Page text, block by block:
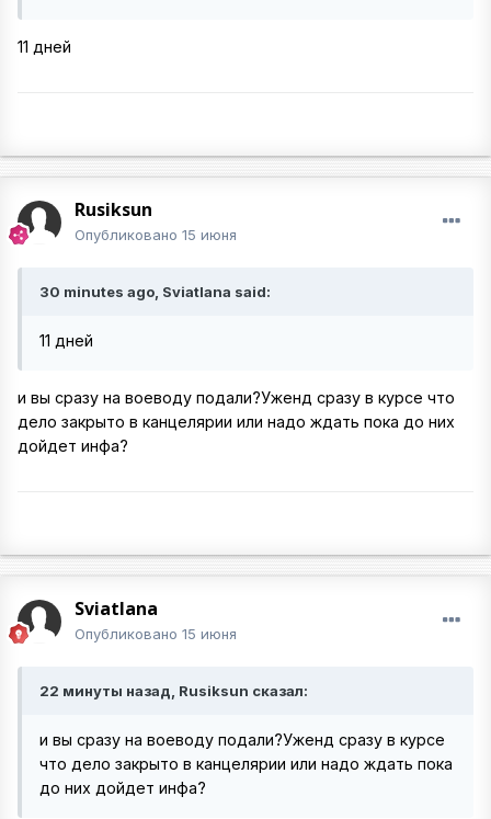
11 дней
Rusiksun
Опубликовано 15 июня
30 minutes ago, Sviatlana said:
11 дней
и вы сразу на воеводу подали?Уженд сразу в курсе что
дело закрыто в канцелярии или надо ждать пока до них
дойдет инфа?
Sviatlana
Опубликовано 15 июня
22 минуты назад, Rusiksun сказал:
и вы сразу на воеводу подали?Уженд сразу в курсе
что дело закрыто в канцелярии или надо ждать пока
до них дойдет инфа?